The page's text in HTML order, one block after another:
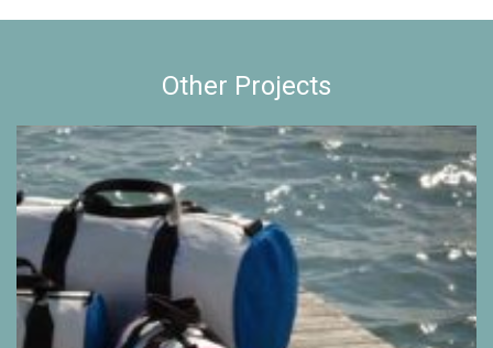
Other Projects